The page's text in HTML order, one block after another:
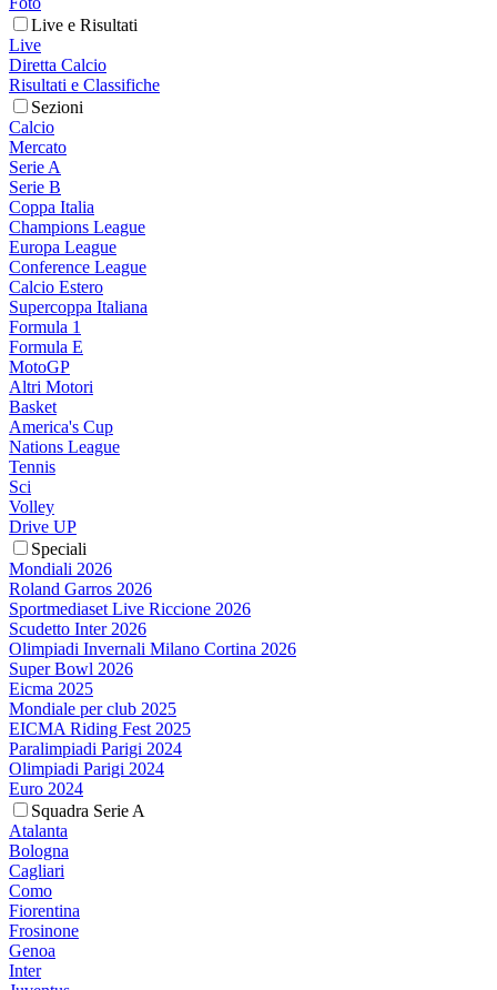
Live e Risultati
Live
Diretta Calcio
Risultati e Classifiche
Sezioni
Calcio
Mercato
Serie A
Serie B
Coppa Italia
Champions League
Europa League
Conference League
Calcio Estero
Supercoppa Italiana
Formula 1
Formula E
MotoGP
Altri Motori
Basket
America's Cup
Nations League
Tennis
Sci
Volley
Drive UP
Speciali
Mondiali 2026
Roland Garros 2026
Sportmediaset Live Riccione 2026
Scudetto Inter 2026
Olimpiadi Invernali Milano Cortina 2026
Super Bowl 2026
Eicma 2025
Mondiale per club 2025
EICMA Riding Fest 2025
Paralimpiadi Parigi 2024
Olimpiadi Parigi 2024
Euro 2024
Squadra Serie A
Atalanta
Bologna
Cagliari
Como
Fiorentina
Frosinone
Genoa
Inter